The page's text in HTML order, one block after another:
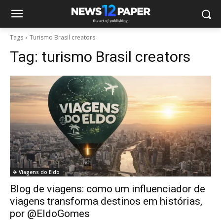
Tags Turismo Brasil creators
Tag: turismo Brasil creators
✈️ Viagens do Eldo
Blog de viagens: como um influenciador de
viagens transforma destinos em histórias,
por @EldoGomes